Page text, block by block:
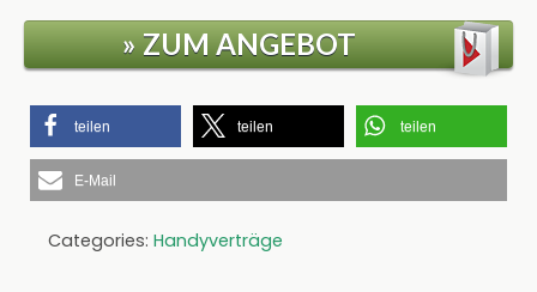
» ZUM ANGEBOT
teilen teilen teilen
E-Mail
Categories: Handyverträge